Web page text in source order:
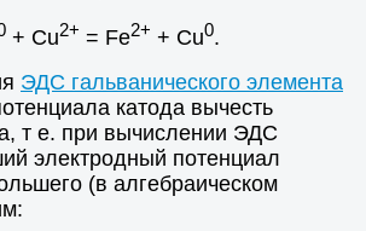
+ Cu2+ = Fe2+ + Cu0.
ЭДС гальванического элемента
катода вычесть
т е. при вычислении ЭДС
электродный потенциал
(в алгебраическом